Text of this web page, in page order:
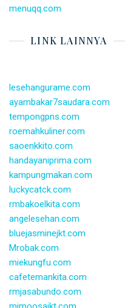
menuqq.com
LINK LAINNYA
lesehangurame.com
ayambakar7saudara.com
tempongpns.com
roemahkuliner.com
saoenkkito.com
handayaniprima.com
kampungmakan.com
luckycatck.com
rmbakoelkita.com
angelesehan.com
bluejasminejkt.com
Mrobak.com
miekungfu.com
cafetemankita.com
rmjasabundo.com